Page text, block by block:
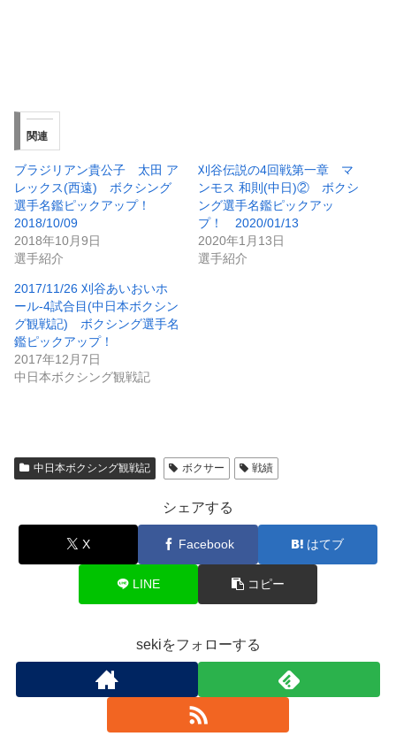
関連
ブラジリアン貴公子 太田 ア
レックス(西遠) ボクシング
選手名鑑ピックアップ！
2018/10/09
2018年10月9日
選手紹介
刈谷伝説の4回戦第一章 マ
ンモス 和則(中日)② ボクシ
ング選手名鑑ピックアッ
プ！ 2020/01/13
2020年1月13日
選手紹介
2017/11/26 刈谷あいおいホ
ール-4試合目(中日本ボクシン
グ観戦記) ボクシング選手名
鑑ピックアップ！
2017年12月7日
中日本ボクシング観戦記
中日本ボクシング観戦記 ボクサー 戦績
シェアする
X Facebook はてブ
LINE コピー
sekiをフォローする